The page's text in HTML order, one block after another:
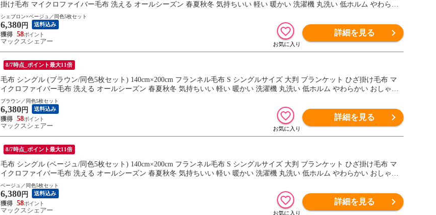
掛け毛布 マイクロファイバー毛布 洗える オールシーズン 春夏秋冬 気持ちいい 軽い 暖かい 洗濯機 丸洗い 低ホルム やわらか
い おしゃれ 送料無料
シェブロン×ベージュ／同色5枚セット
6,380 円 送料込み
58
マックスシェアー
詳細を見る
8/7時点_ポイント最大11倍
毛布 シングル (ブラウン/同色5枚セット) 140cm×200cm フランネル毛布 S シングルサイズ 大判 ブランケット ひざ掛け毛布 マ
イクロファイバー毛布 洗える オールシーズン 春夏秋冬 気持ちいい 軽い 暖かい 洗濯機 丸洗い 低ホルム やわらかい おしゃれ
送料無料
ブラウン／同色5枚セット
6,380 円 送料込み
58
マックスシェアー
詳細を見る
8/7時点_ポイント最大11倍
毛布 シングル (ベージュ/同色5枚セット) 140cm×200cm フランネル毛布 S シングルサイズ 大判 ブランケット ひざ掛け毛布 マ
イクロファイバー毛布 洗える オールシーズン 春夏秋冬 気持ちいい 軽い 暖かい 洗濯機 丸洗い 低ホルム やわらかい おしゃれ
送料無料
ベージュ／同色5枚セット
6,380 円 送料込み
58
マックスシェアー
詳細を見る